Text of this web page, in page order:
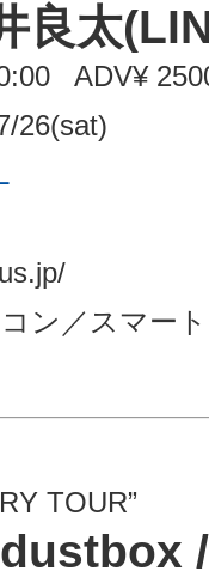
良太
ADV¥
26(sat)
コン／スマー
TOUR”